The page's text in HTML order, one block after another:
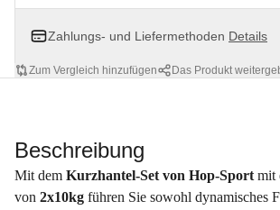
Zahlungs- und Liefermethoden Details
Zum Vergleich hinzufügen Das Produkt
Beschreibung
Mit dem Kurzhantel-Set von Hop-Sport mit
von 2x10kg führen Sie sowohl dynamisches